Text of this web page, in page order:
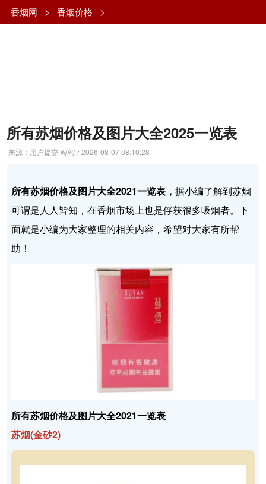
香烟网 > 香烟价格 >
所有苏烟价格及图片大全2025一览表
来源：用户提交 时间：2026-08-07 08:10:28
所有苏烟价格及图片大全2021一览表，据小编了解到苏烟
可谓是人人皆知，在香烟市场上也是俘获很多吸烟者。下
面就是小编为大家整理的相关内容，希望对大家有所帮
助！
所有苏烟价格及图片大全2021一览表
苏烟(金砂2)